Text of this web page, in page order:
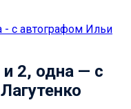
и 2, одна — с